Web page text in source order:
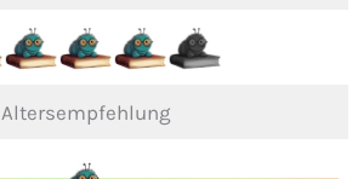
Altersempfehlung